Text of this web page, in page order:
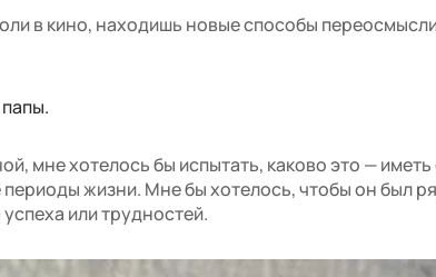
в кино, находишь новые способы
мне хотелось бы испытать, каково это — иметь
жизни. Мне бы хотелось, чтобы он был
или трудностей.